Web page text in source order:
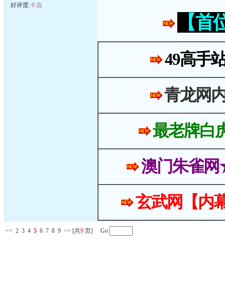
好评度: 0 点
【
49高手
青龙网
最老牌白
澳门朱雀
玄武网【内
<< 2 3 4 5 6 7 8 9 >> [共9 页] Go